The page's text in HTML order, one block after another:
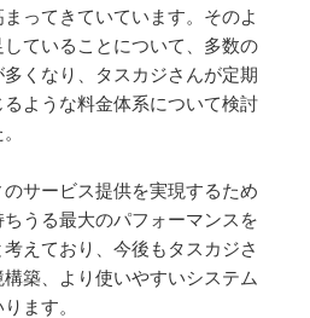
ってきていています。そのよ
ていることについて、多数の
くなり、タスカジさんが定期
ような料金体系について検討
サービス提供を実現するため
うる最大のパフォーマンスを
えており、今後もタスカジさ
築、より使いやすいシステム
ます。